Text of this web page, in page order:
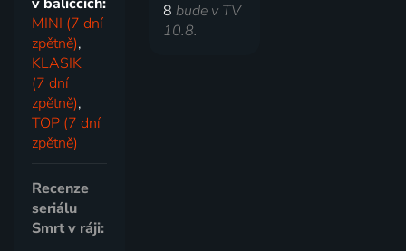
MINI (7 dní
zpětně),
KLASIK
(7 dní
zpětně),
TOP (7 dní
zpětně)
Recenze
seriálu
Smrt v ráji:
8bude v TV
10.8.